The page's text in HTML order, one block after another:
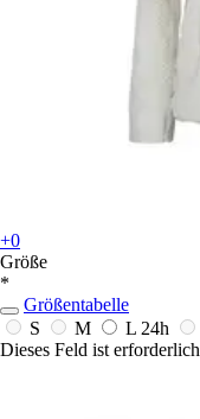
+0
Größe
*
Größentabelle
S
M L 24h
Dieses Feld ist erforderlich